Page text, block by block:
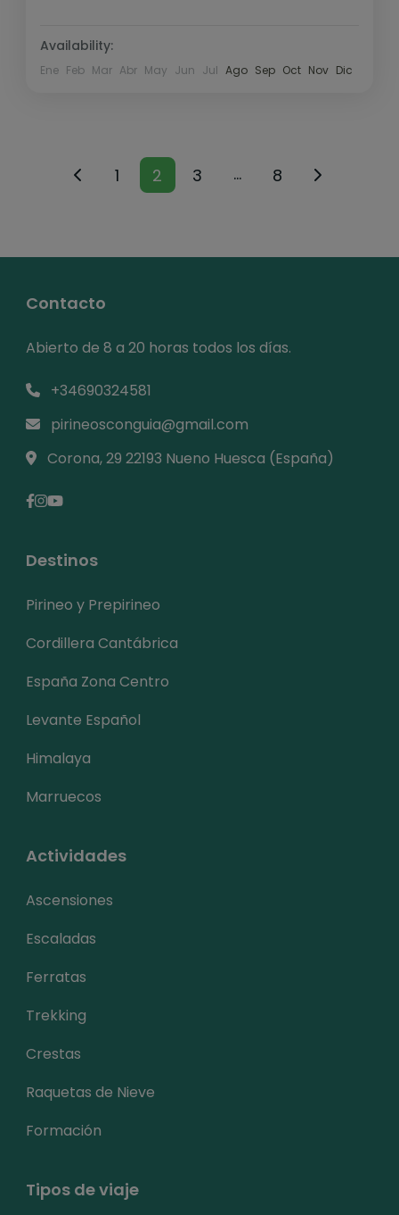
Availability:
Ene Feb Mar Abr May Jun Jul Ago Sep Oct Nov Dic
1 2 3 … 8
Contacto
Abierto de 8 a 20 horas todos los días.
+34690324581
pirineosconguia@gmail.com
Corona, 29 22193 Nueno Huesca (España)
Destinos
Pirineo y Prepirineo
Cordillera Cantábrica
España Zona Centro
Levante Español
Himalaya
Marruecos
Actividades
Ascensiones
Escaladas
Ferratas
Trekking
Crestas
Raquetas de Nieve
Formación
Tipos de viaje